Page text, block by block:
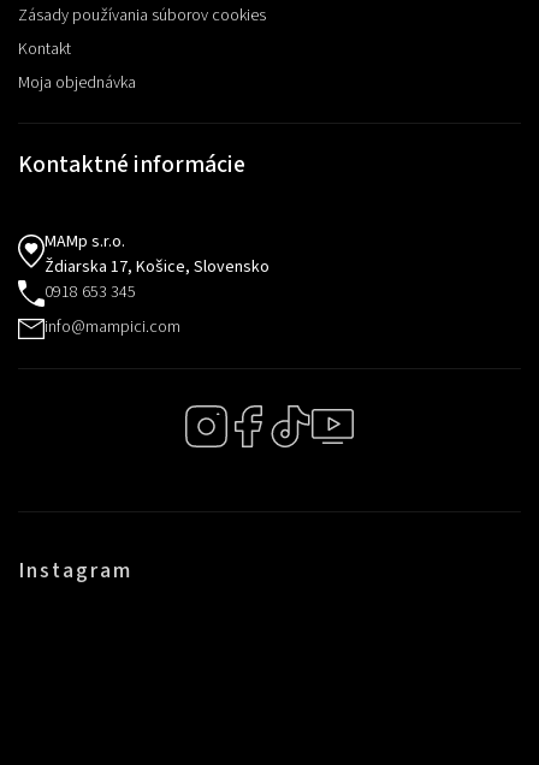
Zásady používania súborov cookies
Kontakt
Moja objednávka
Kontaktné informácie
MAMp s.r.o.
Ždiarska 17, Košice, Slovensko
0918 653 345
info@mampici.com
Instagram